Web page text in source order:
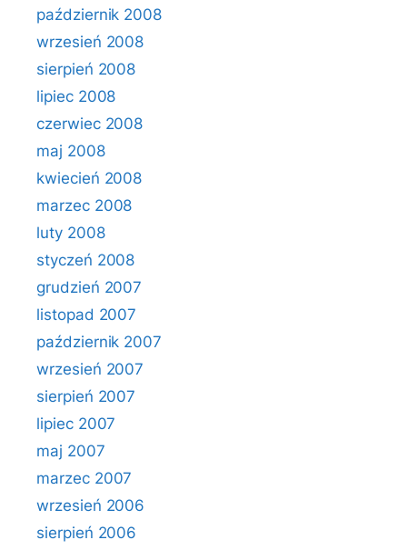
październik 2008
wrzesień 2008
sierpień 2008
lipiec 2008
czerwiec 2008
maj 2008
kwiecień 2008
marzec 2008
luty 2008
styczeń 2008
grudzień 2007
listopad 2007
październik 2007
wrzesień 2007
sierpień 2007
lipiec 2007
maj 2007
marzec 2007
wrzesień 2006
sierpień 2006